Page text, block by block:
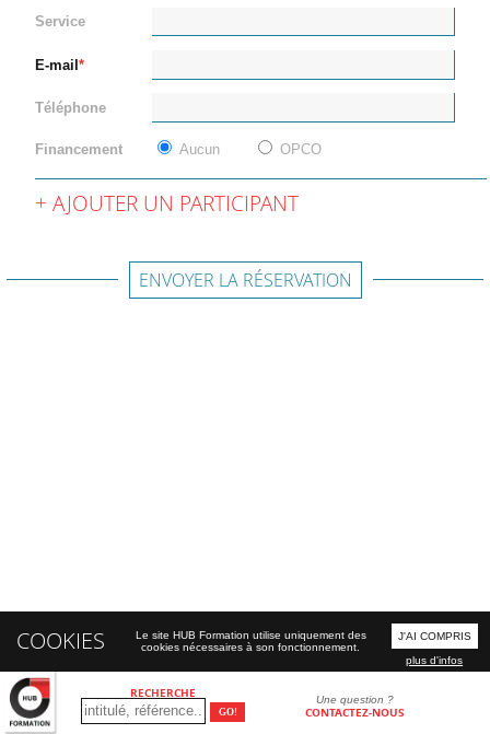
RECHERCHE Une question ?
CONTACTEZ-NOUS
Service
E-mail
Téléphone
Financement Aucun OPCO
AJOUTER UN PARTICIPANT
ENVOYER LA RÉSERVATION
COOKIES
Le site HUB Formation utilise uniquement des
cookies nécessaires à son fonctionnement.
J'AI COMPRIS
plus d'infos